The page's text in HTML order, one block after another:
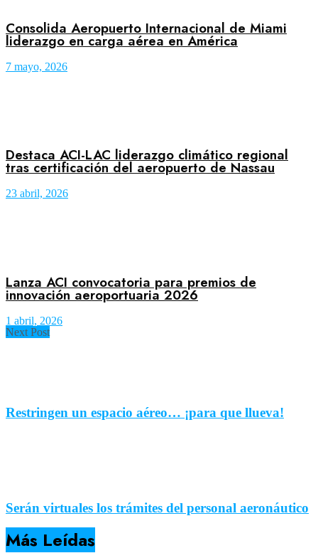
Consolida Aeropuerto Internacional de Miami
liderazgo en carga aérea en América
7 mayo, 2026
Destaca ACI-LAC liderazgo climático regional
tras certificación del aeropuerto de Nassau
23 abril, 2026
Lanza ACI convocatoria para premios de
innovación aeroportuaria 2026
1 abril, 2026
Next Post
Restringen un espacio aéreo… ¡para que llueva!
Serán virtuales los trámites del personal aeronáutico
Más Leídas